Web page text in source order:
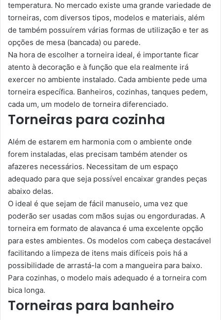
temperatura. No mercado existe uma grande variedade de
torneiras, com diversos tipos, modelos e materiais, além
de também possuírem várias formas de utilização e ter as
opções de mesa (bancada) ou parede.
Na hora de escolher a torneira ideal, é importante ficar
atento à decoração e à função que ela realmente irá
exercer no ambiente instalado. Cada ambiente pede uma
torneira específica. Banheiros, cozinhas, tanques pedem,
cada um, um modelo de torneira diferenciado.
Torneiras para cozinha
Além de estarem em harmonia com o ambiente onde
forem instaladas, elas precisam também atender os
afazeres necessários. Necessitam de um espaço
adequado para que seja possível encaixar grandes peças
abaixo delas.
O ideal é que sejam de fácil manuseio, uma vez que
poderão ser usadas com mãos sujas ou engorduradas. A
torneira em formato de alavanca é uma excelente opção
para estes ambientes. Os modelos com cabeça destacável
facilitando a limpeza de itens mais difíceis pois há a
possibilidade de arrastá-la com a mangueira para baixo.
Para cozinhas, o modelo mais adequado é a torneira com
bica longa.
Torneiras para banheiro